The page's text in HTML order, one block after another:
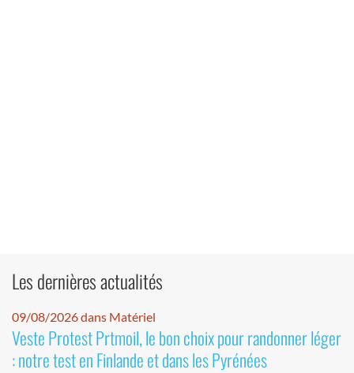
Les dernières actualités
09/08/2026 dans Matériel
Veste Protest Prtmoil, le bon choix pour randonner léger
: notre test en Finlande et dans les Pyrénées